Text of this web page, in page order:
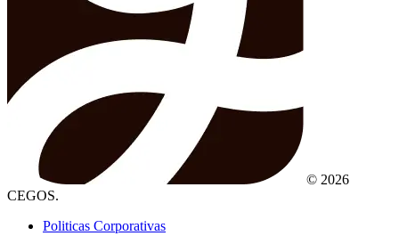
© 2026
CEGOS.
Politicas Corporativas